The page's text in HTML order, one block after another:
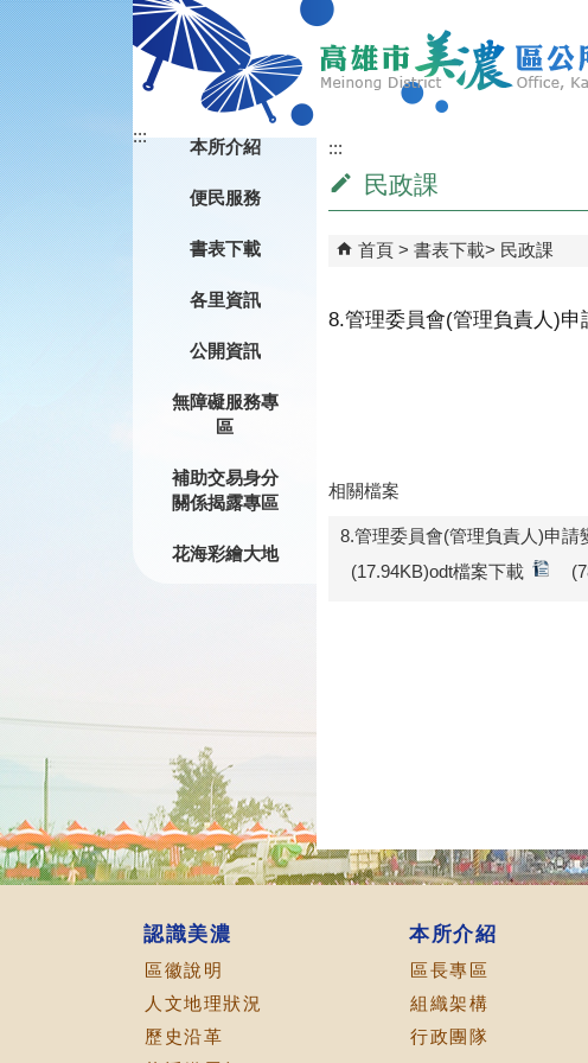
跳到主要內容區塊
:::
本所介紹
便民服務
書表下載
各里資訊
公開資訊
無障礙服務專
區
補助交易身分
關係揭露專區
花海彩繪大地
:::
民政課
首頁 書表下載 民政課
8.管理委員會(管理負責人)申
相關檔案
8.管理委員會(管理負責人)申請
(17.94KB)odt檔案下載
認識美濃
區徽說明
人文地理狀況
歷史沿革
本所介紹
區長專區
組織架構
行政團隊